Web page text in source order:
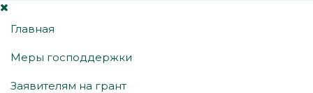
Главная
Меры господдержки
Заявителям на грант